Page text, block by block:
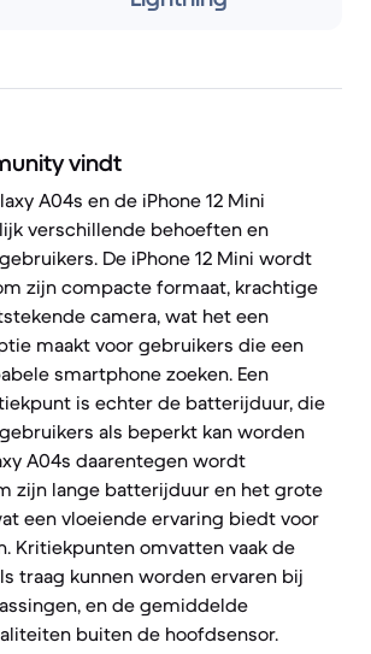
vindt
A04s en de iPhone 12 Mini
verschillende behoeften en
De iPhone 12 Mini wordt
zijn compacte formaat, krachtige
camera, wat het een
maakt voor gebruikers die een
smartphone zoeken. Een
is echter de batterijduur, die
als beperkt kan worden
A04s daarentegen wordt
zijn lange batterijduur en het grote
een vloeiende ervaring biedt voor
Kritiekpunten omvatten vaak de
traag kunnen worden ervaren bij
en de gemiddelde
buiten de hoofdsensor.